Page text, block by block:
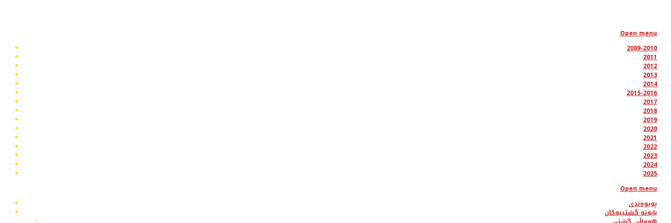
Open menu
2009-2010
2011
2012
2013
2014
2015-2016
2017
2018
2019
2020
2021
2022
2023
2024
2025
Open menu
پەیوەندی
بابەتە گشتییەکان